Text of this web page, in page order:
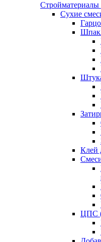
Стройматериалы
Сухие
Клей
ЦПС